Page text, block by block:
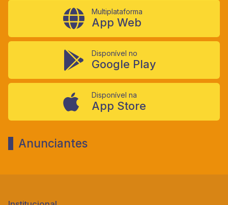
Multiplataforma
App Web
Disponível no
Google Play
Disponível na
App Store
Anunciantes